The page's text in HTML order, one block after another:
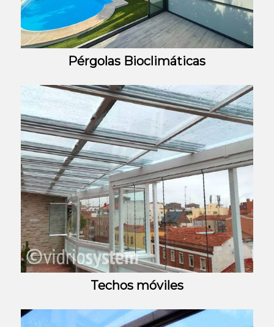
Pérgolas Bioclimáticas
Techos móviles